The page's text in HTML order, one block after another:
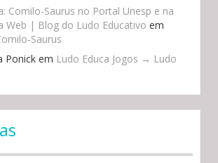
Comilo-Saurus no Portal Unesp e na
Web | Blog do Ludo Educativo em
Saurus
Ponick em Ludo Educa Jogos → Ludo